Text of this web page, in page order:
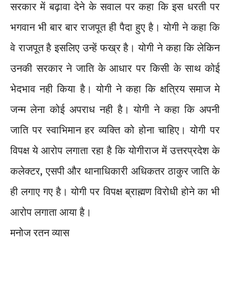
सरकार में बढ़ावा देने के सवाल पर कहा कि इस धरती पर
भगवान भी बार बार राजपूत ही पैदा हुए है। योगी ने कहा कि
वे राजपूत है इसलिए उन्हें फख्र है। योगी ने कहा कि लेकिन
उनकी सरकार ने जाति के आधार पर किसी के साथ कोई
भेदभाव नही किया है। योगी ने कहा कि क्षत्रिय समाज मे
जन्म लेना कोई अपराध नही है। योगी ने कहा कि अपनी
जाति पर स्वाभिमान हर व्यक्ति को होना चाहिए। योगी पर
विपक्ष ये आरोप लगाता रहा है कि योगीराज में उत्तरप्रदेश के
कलेक्टर, एसपी और थानाधिकारी अधिकतर ठाकुर जाति के
ही लगाए गए है। योगी पर विपक्ष ब्राह्मण विरोधी होने का भी
आरोप लगाता आया है।
मनोज रतन व्यास